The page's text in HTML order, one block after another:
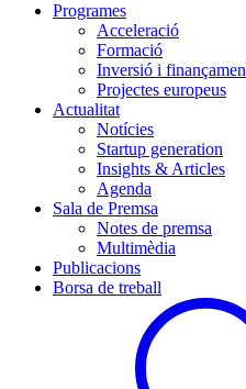
Programes
Acceleració
Formació
Inversió i
Projectes europeus
Actualitat
Notícies
Startup generation
Insights & Articles
Agenda
Sala de Premsa
Notes de premsa
Multimèdia
Publicacions
Borsa de treball